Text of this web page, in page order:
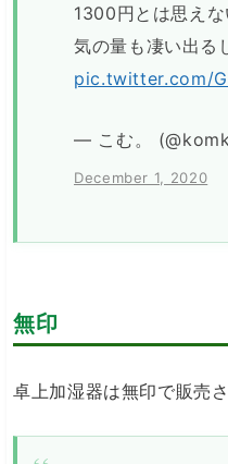
1300円とは思え
気の量も凄い出る
pic.twitter.com/
— こむ。
December 1, 2020
無印
卓上加湿器は無印で販売